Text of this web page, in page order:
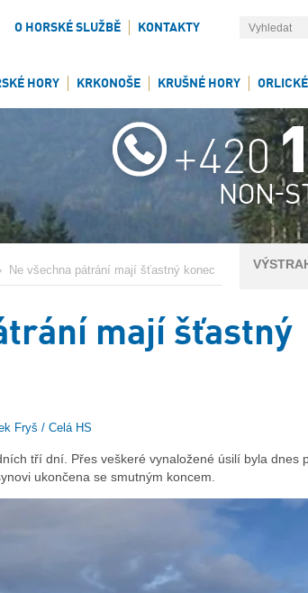
O HORSKÉ SLUŽBĚ KONTAKTY
HORY KRKONOŠE KRUŠNÉ HORY
Ne všechna pátrání mají šťastný konec
mají šťastný
Fryš / Celá HS
tří dní. Přes veškeré vynaložené úsilí byla dnes
ukončena se smutným koncem.